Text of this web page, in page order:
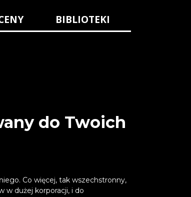
BIBLIOTEKI
do Twoich
Co więcej, tak wszechstronny,
w dużej korporacji, i do